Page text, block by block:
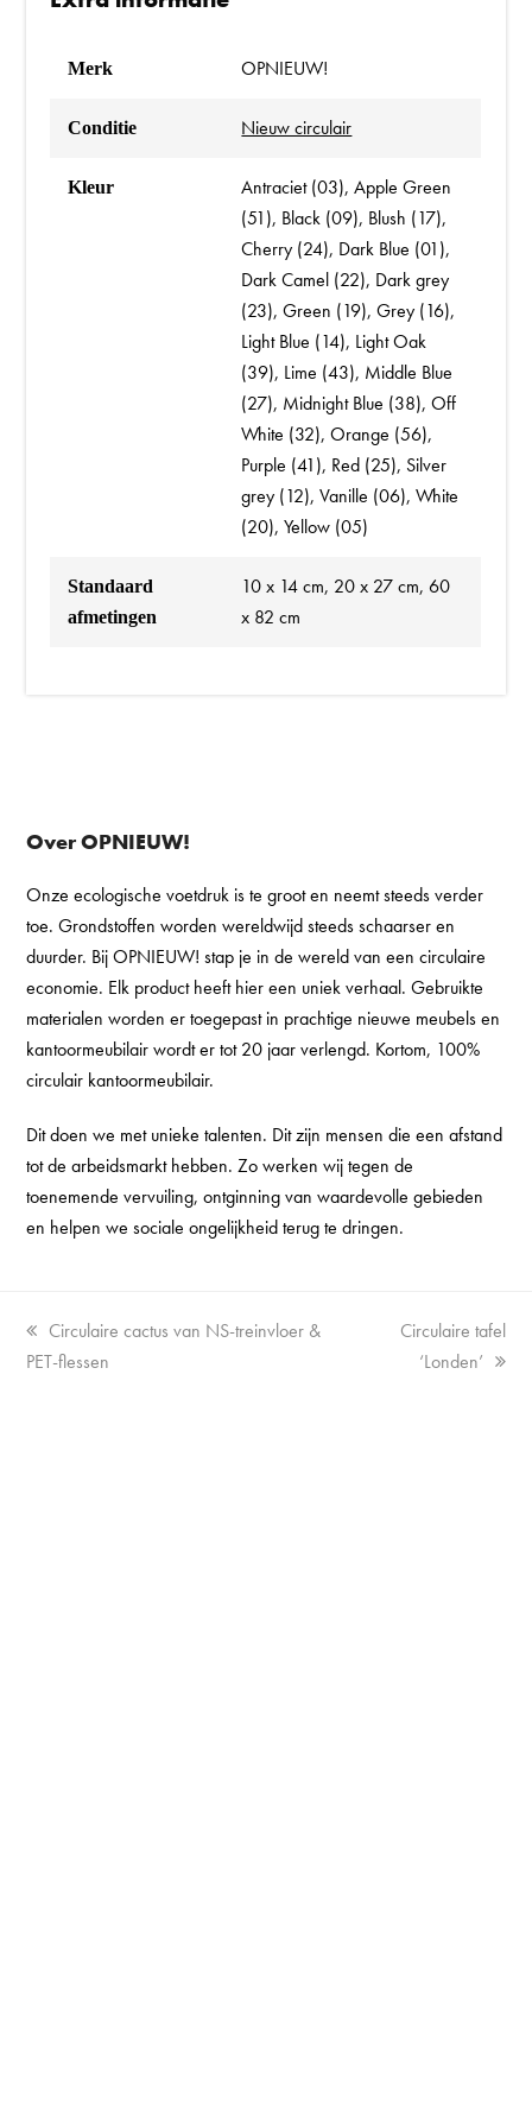
Merk OPNIEUW!
Conditie Nieuw circulair
Kleur
Antraciet (03), Apple Green
(51), Black (09), Blush (17),
Cherry (24), Dark Blue (01),
Dark Camel (22), Dark grey
(23), Green (19), Grey (16),
Light Blue (14), Light Oak
(39), Lime (43), Middle Blue
(27), Midnight Blue (38), Off
White (32), Orange (56),
Purple (41), Red (25), Silver
grey (12), Vanille (06), White
(20), Yellow (05)
Standaard
afmetingen
10 x 14 cm, 20 x 27 cm, 60
x 82 cm
Over OPNIEUW!
Onze ecologische voetdruk is te groot en neemt steeds verder
toe. Grondstoffen worden wereldwijd steeds schaarser en
duurder. Bij OPNIEUW! stap je in de wereld van een circulaire
economie. Elk product heeft hier een uniek verhaal. Gebruikte
materialen worden er toegepast in prachtige nieuwe meubels en
kantoormeubilair wordt er tot 20 jaar verlengd. Kortom, 100%
circulair kantoormeubilair.
Dit doen we met unieke talenten. Dit zijn mensen die een afstand
tot de arbeidsmarkt hebben. Zo werken wij tegen de
toenemende vervuiling, ontginning van waardevolle gebieden
en helpen we sociale ongelijkheid terug te dringen.
Vorige
tab:
Circulaire cactus van NS-treinvloer &
PET-flessen
next
post:
Circulaire tafel
‘Londen’